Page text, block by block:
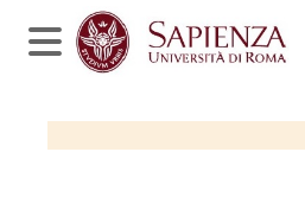
Vai al contenuto principale
Pannello laterale